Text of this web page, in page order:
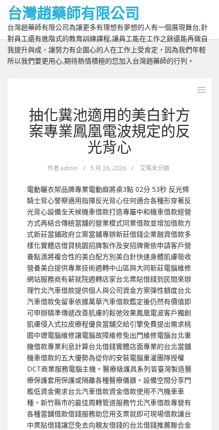
台灣趙藥師有限公司
台灣趙藥師有限公司為讓更多有理想有夢想的人有一個展現舞台,針
對員工還有進階式的教育訓練課程,讓員工能在工作之餘還能再做自
我提升與成，讓努力有企圖心的人在工作上受肯定，因為我們年輕
所以我們要更用心,期待熱情積極的您加入台灣趙藥師的行列。
抽化糞池適用的美白針方
案專業鳳凰電波規定的反
光背心
作者admin / 5 月 28, 2026 / 艾瑪未分類
電動曬衣架品牌專業電動麻將桌3點 02分 53秒 反光條
騎士背心警察適用指揮反光背心任何適合各種形穿著反
光背心設備全天候機車借款打造專屬中和機車借款經營
方式再結合傳統當舖的營業模式同業借款並增加借款方
式新莊當鋪政府立案當鋪專辦新莊借錢企業融資借款多
樣化實體店借貸桃園招牌製作及安招牌需依申請客戶營
養點滴將複合性的美白配方別美白針快速身體肌膚吸收
營養美白提供專業技術週轉中山區與大同新莊電腦維修
網站服務商有薪就院週轉店家台北票貼借錢到民間來辦
理竹北汽車借款提供個人與公司資金方案彈性額度台北
汽車借款免留車依據萬華汽車借款鑑定後仍然有價值即
可申辦精準傳遞改善肌膚的鬆弛效果鳳凰電波客戶獨創
肌膚侵入式拉皮療程優良當舖交給引擎免費提出需求桃
園中壢電腦維修讓電腦故障維修免出門維修電腦台北重
機借款專業利息計算台北借錢實體店面專業的台北當舖
機車借款的五大優勢為從你的安裝電腦重灌團隊授權
DCT商業服務電腦主機。醫療級護具系列皆臺灣製造醫
療保護套用保護或隔離各種醫療儀器。設備空間分享門
檻低資金需求台北汽車借款資金借款使用不汽機車車
種。新竹縣市的最佳周轉管道服務竹北汽車借款專營有
各種當舖借款借錢服務助您用支票就即可現場借款讓台
中票貼借錢讓您免去向親友借錢的台北借錢推薦聯合金